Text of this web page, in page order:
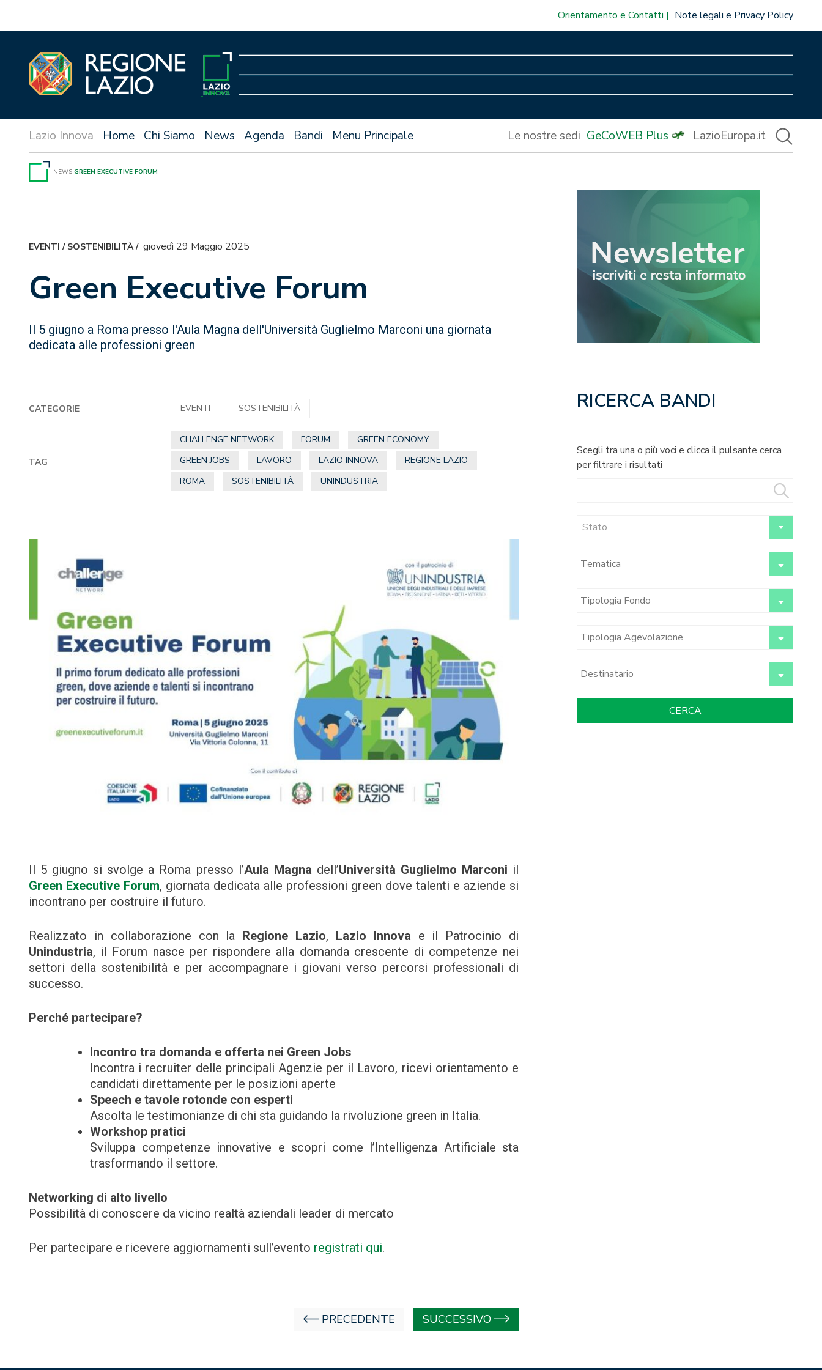
Orientamento e Contatti Note legali e Privacy Policy
Home Chi Siamo News Agenda Bandi Menu Principale Le nostre sedi GeCoWEB Plus LazioEuropa.it
NEWS GREEN EXECUTIVE FORUM
EVENTI / SOSTENIBILITÀ/ giovedì 29 Maggio 2025
Green Executive Forum
Il 5 giugno a Roma presso l'Aula Magna dell'Università Guglielmo Marconi una giornata
dedicata alle professioni green
CATEGORIE EVENTI SOSTENIBILITÀ
TAG
CHALLENGE NETWORK FORUM
GREEN ECONOMY
GREEN JOBS
LAVORO LAZIO INNOVA
REGIONE LAZIO
ROMA
SOSTENIBILITÀ UNINDUSTRIA
Il 5 giugno si svolge a Roma presso l’Aula Magna dell’Università Guglielmo Marconi il
Green Executive Forum, giornata dedicata alle professioni green dove talenti e aziende si
incontrano per costruire il futuro.
Realizzato in collaborazione con la Regione Lazio, Lazio Innova e il Patrocinio di
Unindustria, il Forum nasce per rispondere alla domanda crescente di competenze nei
settori della sostenibilità e per accompagnare i giovani verso percorsi professionali di
successo.
Perché partecipare?
Incontro tra domanda e offerta nei Green Jobs
Incontra i recruiter delle principali Agenzie per il Lavoro, ricevi orientamento e
candidati direttamente per le posizioni aperte
Speech e tavole rotonde con esperti
Ascolta le testimonianze di chi sta guidando la rivoluzione green in Italia.
Workshop pratici
Sviluppa competenze innovative e scopri come l’Intelligenza Artificiale sta
trasformando il settore.
Networking di alto livello
Possibilità di conoscere da vicino realtà aziendali leader di mercato
Per partecipare e ricevere aggiornamenti sull’evento registrati qui.
PRECEDENTE SUCCESSIVO
RICERCA BANDI
Scegli tra una o più voci e clicca il pulsante cerca
per filtrare i risultati
Stato